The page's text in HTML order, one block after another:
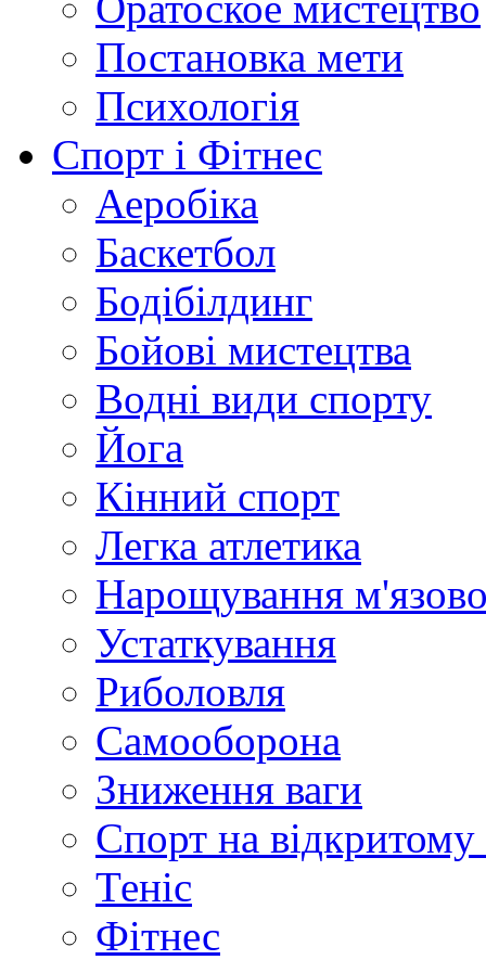
Постановка мети
Психологія
Спорт і Фітнес
Аеробіка
Баскетбол
Бодібілдинг
Бойові мистецтва
Водні види спорту
Йога
Кінний спорт
Легка атлетика
Нарощування
Устаткування
Риболовля
Самооборона
Зниження ваги
Спорт на відкритому
Теніс
Фітнес